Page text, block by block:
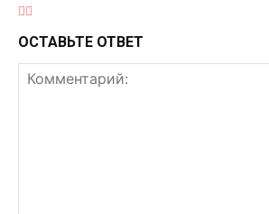
ОСТАВЬТЕ ОТВЕТ